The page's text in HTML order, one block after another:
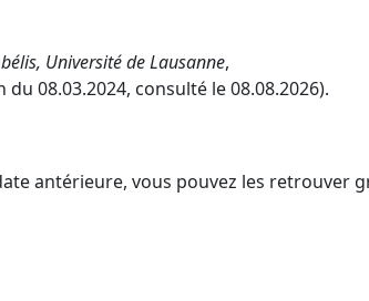
Université de Lausanne,
du 08.03.2024, consulté le 08.08.2026).
antérieure, vous pouvez les retrouver